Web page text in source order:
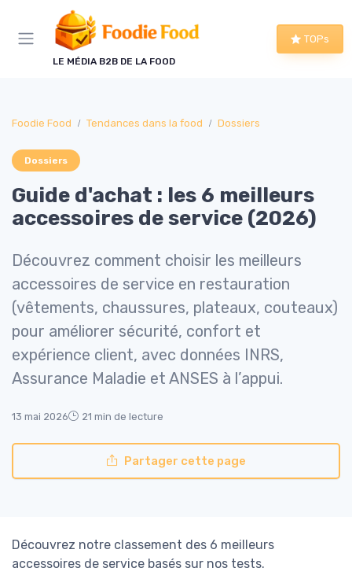
LE MÉDIA B2B DE LA FOOD
TOPs
Foodie Food Tendances dans la food Dossiers
Dossiers
Guide d'achat : les 6 meilleurs
accessoires de service (2026)
Découvrez comment choisir les meilleurs
accessoires de service en restauration
(vêtements, chaussures, plateaux, couteaux)
pour améliorer sécurité, confort et
expérience client, avec données INRS,
Assurance Maladie et ANSES à l’appui.
13 mai 2026 21 min de lecture
Partager cette page
Découvrez notre classement des 6 meilleurs
accessoires de service basés sur nos tests.
Panneau de gestion des cookies